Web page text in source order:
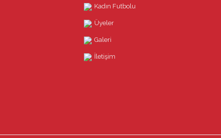
Kadın Futbolu
Üyeler
Galeri
İletişim